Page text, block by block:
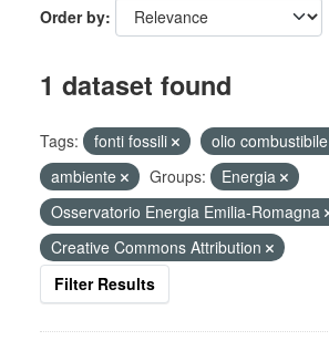
Order by
1 dataset found
Tags: fonti fossili
olio combustibile
ambiente
Groups:
Energia
Osservatorio Energia Emilia-Romagna
Creative Commons Attribution
Filter Results